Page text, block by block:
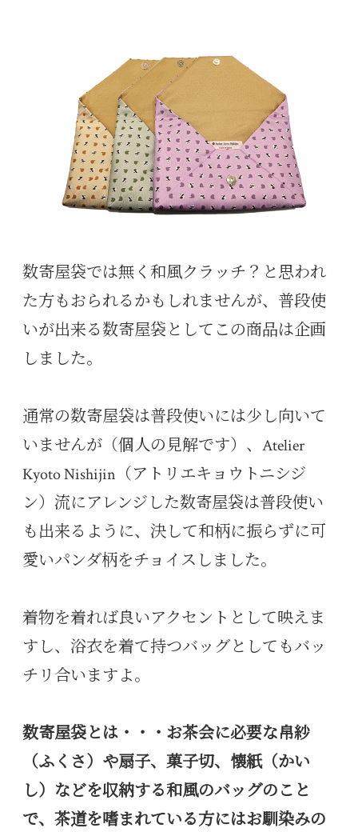
数寄屋袋では無く和風クラッチ？と思われ
た方もおられるかもしれませんが、普段使
いが出来る数寄屋袋としてこの商品は企画
しました。
通常の数寄屋袋は普段使いには少し向いて
いませんが（個人の見解です）、Atelier
Kyoto Nishijin（アトリエキョウトニシジ
ン）流にアレンジした数寄屋袋は普段使い
も出来るように、決して和柄に振らずに可
愛いパンダ柄をチョイスしました。
着物を着れば良いアクセントとして映えま
すし、浴衣を着て持つバッグとしてもバッ
チリ合いますよ。
数寄屋袋とは・・・お茶会に必要な帛紗
（ふくさ）や扇子、菓子切、懐紙（かい
し）などを収納する和風のバッグのこと
で、茶道を嗜まれている方にはお馴染みの